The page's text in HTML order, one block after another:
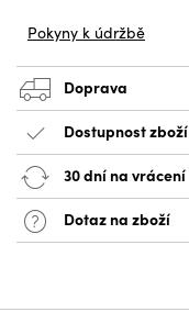
Pokyny k údržbě
Doprava
Dostupnost zboží
30 dní na vrácení
Dotaz na zboží